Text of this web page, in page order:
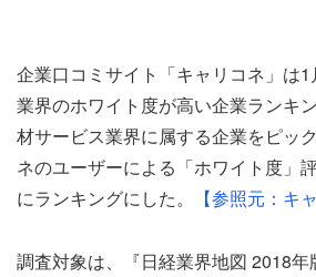
企業口コミサイト「キャリコネ」は
業界のホワイト度が高い企業ランキ
材サービス業界に属する企業をピッ
ネのユーザーによる「ホワイト度」
にランキングにした。
【参照元：キ
調査対象は、『日経業界地図 2018